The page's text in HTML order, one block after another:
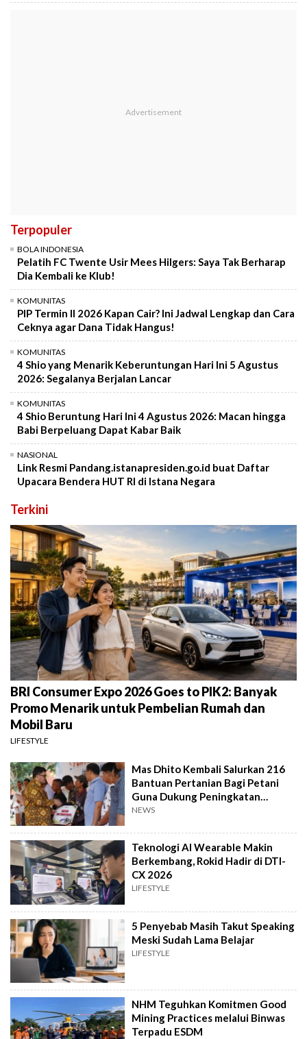
Terpopuler
BOLA INDONESIA
Pelatih FC Twente Usir Mees Hilgers: Saya Tak Berharap
Dia Kembali ke Klub!
KOMUNITAS
PIP Termin II 2026 Kapan Cair? Ini Jadwal Lengkap dan Cara
Ceknya agar Dana Tidak Hangus!
KOMUNITAS
4 Shio yang Menarik Keberuntungan Hari Ini 5 Agustus
2026: Segalanya Berjalan Lancar
KOMUNITAS
4 Shio Beruntung Hari Ini 4 Agustus 2026: Macan hingga
Babi Berpeluang Dapat Kabar Baik
NASIONAL
Link Resmi Pandang.istanapresiden.go.id buat Daftar
Upacara Bendera HUT RI di Istana Negara
Terkini
BRI Consumer Expo 2026 Goes to PIK2: Banyak
Promo Menarik untuk Pembelian Rumah dan
Mobil Baru
LIFESTYLE
Mas Dhito Kembali Salurkan 216
Bantuan Pertanian Bagi Petani
Guna Dukung Peningkatan
Produksi
NEWS
Teknologi AI Wearable Makin
Berkembang, Rokid Hadir di DTI-
CX 2026
LIFESTYLE
5 Penyebab Masih Takut Speaking
Meski Sudah Lama Belajar
LIFESTYLE
NHM Teguhkan Komitmen Good
Mining Practices melalui Binwas
Terpadu ESDM